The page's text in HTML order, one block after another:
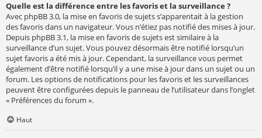
Quelle est la différence entre les favoris et la surveillance ?
Avec phpBB 3.0, la mise en favoris de sujets s’apparentait à la gestion
des favoris dans un navigateur. Vous n’étiez pas notifié des mises à jour.
Depuis phpBB 3.1, la mise en favoris de sujets est similaire à la
surveillance d’un sujet. Vous pouvez désormais être notifié lorsqu’un
sujet favoris a été mis à jour. Cependant, la surveillance vous permet
également d’être notifié lorsqu’il y a une mise à jour dans un sujet ou un
forum. Les options de notifications pour les favoris et les surveillances
peuvent être configurées depuis le panneau de l’utilisateur dans l’onglet
« Préférences du forum ».
Haut